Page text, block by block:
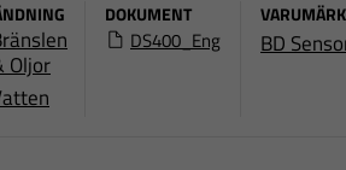
Oljor
DOKUMENT
DS400_Eng BD